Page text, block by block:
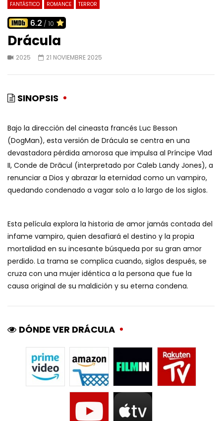
FANTÁSTICO ROMANCE TERROR
6.2 / 10
Drácula
2025 21 NOVIEMBRE 2025
SINOPSIS
Bajo la dirección del cineasta francés Luc Besson
(DogMan), esta versión de Drácula se centra en una
devastadora pérdida amorosa que impulsa al Príncipe Vlad
II, Conde de Drācul (interpretado por Caleb Landy Jones), a
renunciar a Dios y abrazar la eternidad como un vampiro,
quedando condenado a vagar solo a lo largo de los siglos.
Esta película explora la historia de amor jamás contada del
infame vampiro, quien desafiará el destino y la propia
mortalidad en su incesante búsqueda por su gran amor
perdido. La trama se complica cuando, siglos después, se
cruza con una mujer idéntica a la persona que fue la
causa original de su maldición y su eterna condena.
DÓNDE VER DRÁCULA